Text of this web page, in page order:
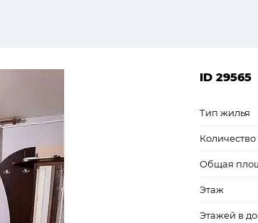
ID 29565
Тип жилья
Общая
Этаж
Этажей в